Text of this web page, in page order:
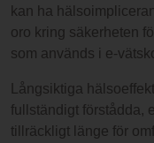
kan ha
oro kring säkerheten
som används i e-
Långsiktiga
fullständigt förstådda,
tillräckligt länge för